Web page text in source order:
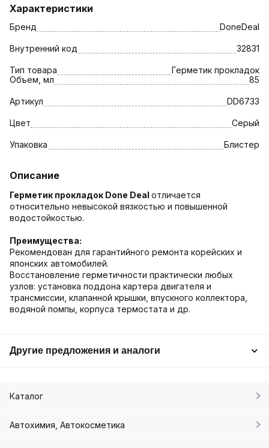
Характеристики
Бренд DoneDeal
Внутренний код 32831
Тип товара
Герметик прокладок
Объем, мл
85
Артикул DD6733
Цвет Серый
Упаковка Блистер
Описание
Герметик прокладок Done Deal отличается
относительно невысокой вязкостью и повышенной
водостойкостью.
Преимущества:
Рекомендован для гарантийного ремонта корейских и
японских автомобилей.
Восстановление герметичности практически любых
узлов: установка поддона картера двигателя и
трансмиссии, клапанной крышки, впускного коллектора,
водяной помпы, корпуса термостата и др.
Другие предложения и аналоги
Каталог
Автохимия, Автокосметика